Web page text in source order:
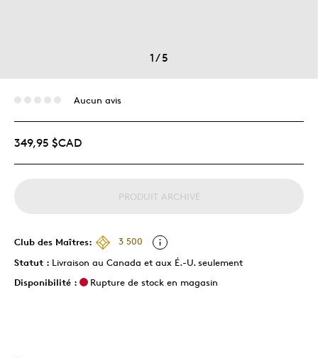
1/5
Aucun avis
349,95 $CAD
PRODUIT ARCHIVÉ
Club des Maîtres:
3 500
Statut : Livraison au Canada et aux É.-U. seulement
Disponibilité :
Rupture de stock en magasin